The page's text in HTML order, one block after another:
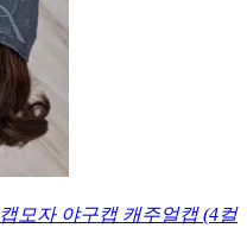
캡모자 야구캡 캐주얼캡 (4컬